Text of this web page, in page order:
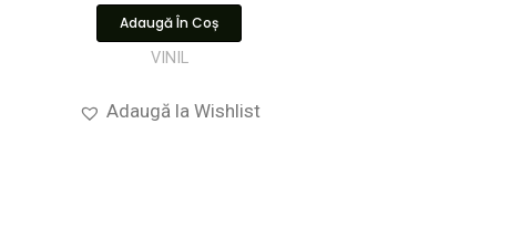
Adaugă În Coș
VINIL
Adaugă la Wishlist